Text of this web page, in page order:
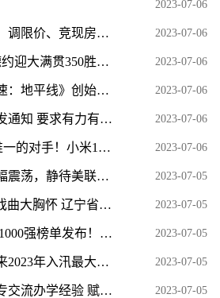
2023-07-06
深圳土拍规则松绑：调限价、竞现房、不竞“保” 2023-07-06
温网第3日综述：德约迎大满贯350胜，张帅惨遭巡回赛12连败 每日头条 2023-07-06
腾讯投资《极限竞速：地平线》创始人新工作室 打造全新3A 当前关注 2023-07-06
中央财办等部门印发通知 要求有力有序有效推广“千万工程”经验 2023-07-06
苹果iPhone 14 Pro唯一的对手！小米13官网的评价数已破百万|环球播资讯 2023-07-06
林枫理财：黄金窄幅震荡，静待美联储指引方向-今日热议 2023-07-05
全球报道:艺术 | 小戏曲大胸怀 辽宁省第二届地方戏曲小戏展演开幕 2023-07-05
焦点热讯:世界银行1000强榜单发布！10家中国银行进入20强 2023-07-05
贵州黄果树瀑布迎来2023年入汛最大水量 当前关注 2023-07-05
株洲师专到湖南幼专交流办学经验 赋能职业教育高质量发展 2023-07-05